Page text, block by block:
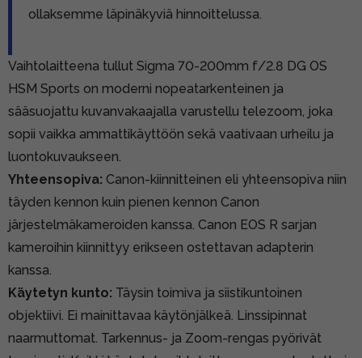
ollaksemme läpinäkyviä hinnoittelussa.
Vaihtolaitteena tullut Sigma 70-200mm f/2.8 DG OS
HSM Sports on moderni nopeatarkenteinen ja
sääsuojattu kuvanvakaajalla varustellu telezoom, joka
sopii vaikka ammattikäyttöön sekä vaativaan urheilu ja
luontokuvaukseen.
Yhteensopiva: Canon-kiinnitteinen eli yhteensopiva niin
täyden kennon kuin pienen kennon Canon
järjestelmäkameroiden kanssa. Canon EOS R sarjan
kameroihin kiinnittyy erikseen ostettavan adapterin
kanssa.
Käytetyn kunto: Täysin toimiva ja siistikuntoinen
objektiivi. Ei mainittavaa käytönjälkeä. Linssipinnat
naarmuttomat. Tarkennus- ja Zoom-rengas pyörivät